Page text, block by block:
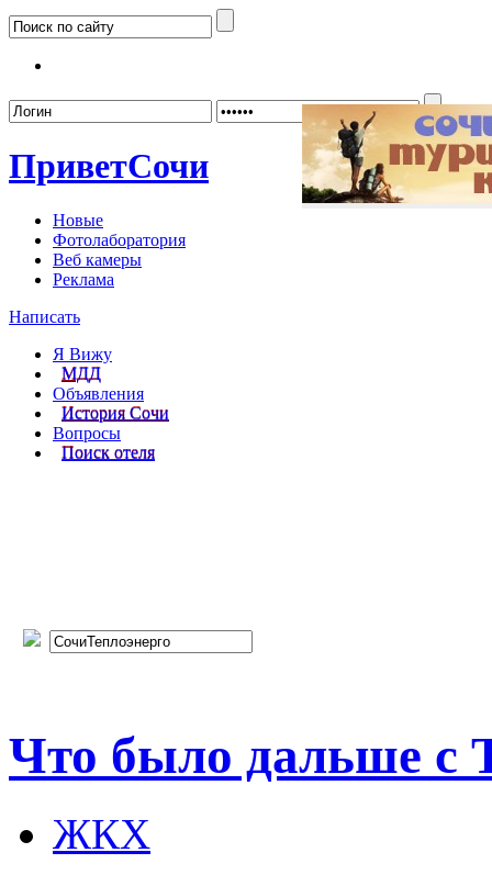
ПриветСочи
Новые
Фотолаборатория
Веб камеры
Реклама
Написать
Я Вижу
МДД
Объявления
История Сочи
Вопросы
Поиск отеля
Что было дальше с
ЖКХ